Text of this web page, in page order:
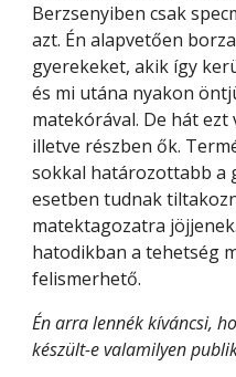
Berzsenyiben csak
azt. Én alapvetően
gyerekeket, akik így
és mi utána nyakon
matekórával. De hát
illetve részben ők.
sokkal határozottabb a
esetben tudnak
matektagozatra
hatodikban a tehetség
felismerhető.
Én arra lennék kíváncsi,
készült-e valamilyen